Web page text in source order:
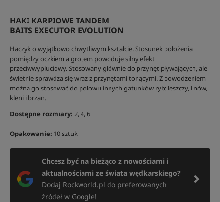
HAKI KARPIOWE TANDEM
BAITS EXECUTOR EVOLUTION
Haczyk o wyjątkowo chwytliwym kształcie. Stosunek położenia
pomiędzy oczkiem a grotem powoduje silny efekt
przeciwwypluciowy. Stosowany głównie do przynęt pływających, ale
świetnie sprawdza się wraz z przynętami tonącymi. Z powodzeniem
można go stosować do połowu innych gatunków ryb: leszczy, linów,
kleni i brzan.
Dostępne rozmiary: 2, 4, 6
Opakowanie: 10 sztuk
Chcesz być na bieżąco z nowościami i
aktualnościami ze świata wędkarskiego?
Dodaj Rockworld.pl do preferowanych
źródeł w Google!